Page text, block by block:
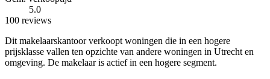
5.0
100 reviews
Dit makelaarskantoor verkoopt woningen die in een hogere
prijsklasse vallen ten opzichte van andere woningen in Utrecht en
omgeving. De makelaar is actief in een hogere segment.